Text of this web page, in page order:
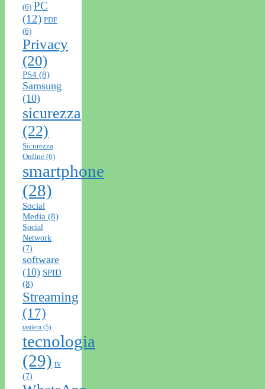
(6) PC
(12) PDF
(6)
Privacy
(20)
PS4 (8)
Samsung
(10)
sicurezza
(22)
Sicurezza
Online (6)
smartphone
(28)
Social
Media (8)
Social
Network
(7)
software
(10) SPID
(8)
Streaming
(17)
tastiera (5)
tecnologia
(29) tv
(7)